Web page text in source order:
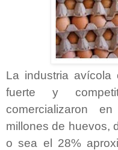
La industria avícola
fuerte y
comercializaron
millones de huevos,
o sea el 28%